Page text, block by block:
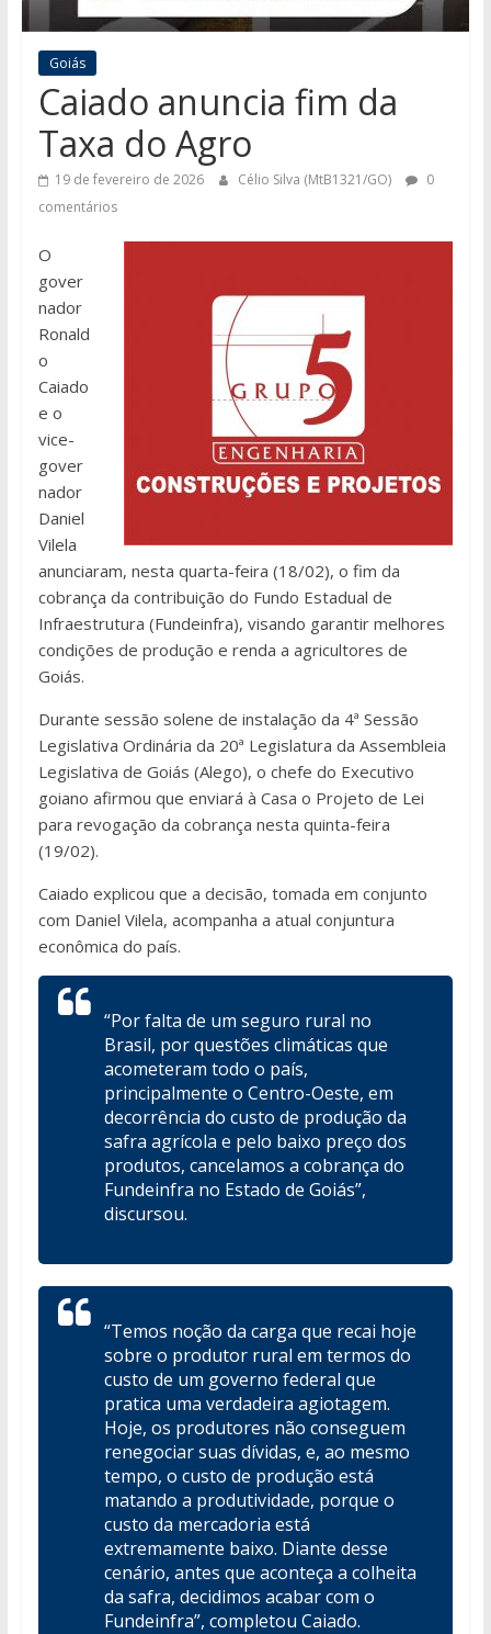
Goiás
Caiado anuncia fim da
Taxa do Agro
19 de fevereiro de 2026 Célio Silva (MtB1321/GO)
0
comentários
O
gover
nador
Ronald
o
Caiado
e o
vice-
gover
nador
Daniel
Vilela
anunciaram, nesta quarta-feira (18/02), o fim da
cobrança da contribuição do Fundo Estadual de
Infraestrutura (Fundeinfra), visando garantir melhores
condições de produção e renda a agricultores de
Goiás.
Durante sessão solene de instalação da 4ª Sessão
Legislativa Ordinária da 20ª Legislatura da Assembleia
Legislativa de Goiás (Alego), o chefe do Executivo
goiano afirmou que enviará à Casa o Projeto de Lei
para revogação da cobrança nesta quinta-feira
(19/02).
Caiado explicou que a decisão, tomada em conjunto
com Daniel Vilela, acompanha a atual conjuntura
econômica do país.
“Por falta de um seguro rural no
Brasil, por questões climáticas que
acometeram todo o país,
principalmente o Centro-Oeste, em
decorrência do custo de produção da
safra agrícola e pelo baixo preço dos
produtos, cancelamos a cobrança do
Fundeinfra no Estado de Goiás”,
discursou.
“Temos noção da carga que recai hoje
sobre o produtor rural em termos do
custo de um governo federal que
pratica uma verdadeira agiotagem.
Hoje, os produtores não conseguem
renegociar suas dívidas, e, ao mesmo
tempo, o custo de produção está
matando a produtividade, porque o
custo da mercadoria está
extremamente baixo. Diante desse
cenário, antes que aconteça a colheita
da safra, decidimos acabar com o
Fundeinfra”, completou Caiado.